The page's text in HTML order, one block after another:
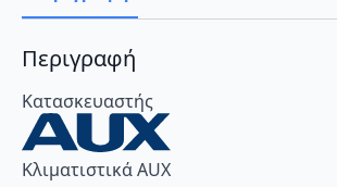
Περιγραφή
Κατασκευαστής
Κλιματιστικά AUX